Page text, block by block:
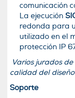
comunicación
La ejecución
redonda para
utilizado en el
protección IP
Varios jurados
calidad del
Soporte